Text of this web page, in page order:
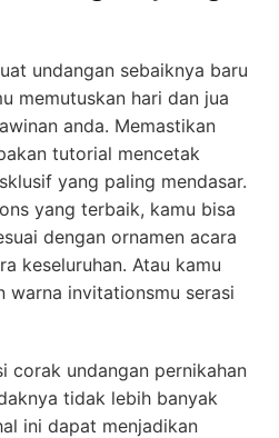
undangan sebaiknya baru
memutuskan hari dan jua
anda. Memastikan
tutorial mencetak
yang paling mendasar.
yang terbaik, kamu bisa
dengan ornamen acara
keseluruhan. Atau kamu
warna invitationsmu serasi
corak undangan pernikahan
tidak lebih banyak
ini dapat menjadikan